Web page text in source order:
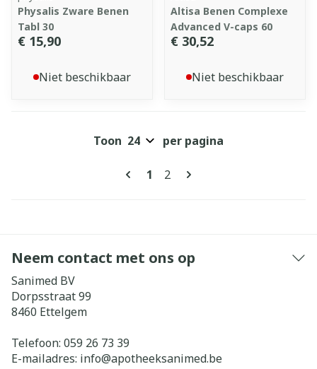
Physalis Zware Benen
Tabl 30
€ 15,90
Niet beschikbaar
Altisa Benen Complexe
Advanced V-caps 60
€ 30,52
Niet beschikbaar
Pagina's
U lees momenteel pagina
1 Pagina
2
Toon per pagina
Neem contact met ons op
Sanimed BV
Dorpsstraat 99
8460 Ettelgem
Telefoon: 059 26 73 39
E-mailadres: info@apotheeksanimed.be